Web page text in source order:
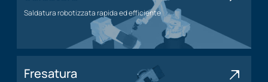
Saldatura robotizzata rapida ed efficiente
Applicazione di saldatura
Fresatura